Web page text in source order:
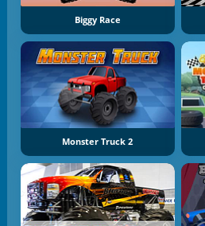
Biggy Race
Monster Truck 2